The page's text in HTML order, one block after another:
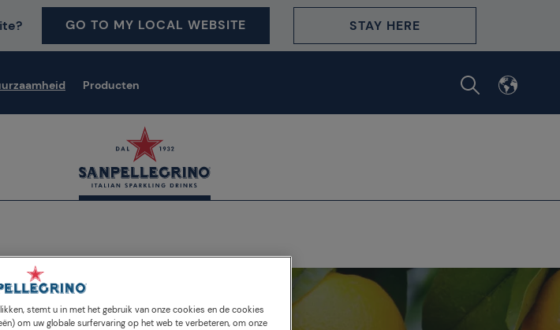
GO TO MY LOCAL WEBSITE STAY HERE
Producten
stemt u in met het gebruik van onze cookies en de cookies
om uw globale surfervaring op het web te verbeteren, om onze